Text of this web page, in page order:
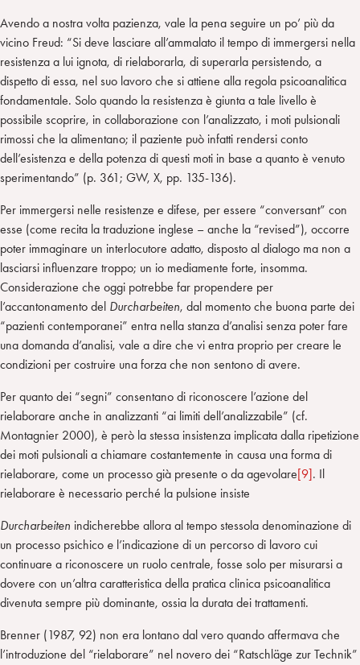
Avendo a nostra volta pazienza, vale la pena seguire un po’ più da
vicino Freud: “Si deve lasciare all’ammalato il tempo di immergersi nella
resistenza a lui ignota, di rielaborarla, di superarla persistendo, a
dispetto di essa, nel suo lavoro che si attiene alla regola psicoanalitica
fondamentale. Solo quando la resistenza è giunta a tale livello è
possibile scoprire, in collaborazione con l’analizzato, i moti pulsionali
rimossi che la alimentano; il paziente può infatti rendersi conto
dell’esistenza e della potenza di questi moti in base a quanto è venuto
sperimentando” (p. 361; GW, X, pp. 135-136).
Per immergersi nelle resistenze e difese, per essere “conversant” con
esse (come recita la traduzione inglese – anche la “revised”), occorre
poter immaginare un interlocutore adatto, disposto al dialogo ma non a
lasciarsi influenzare troppo; un io mediamente forte, insomma.
Considerazione che oggi potrebbe far propendere per
l’accantonamento del Durcharbeiten, dal momento che buona parte dei
“pazienti contemporanei” entra nella stanza d’analisi senza poter fare
una domanda d’analisi, vale a dire che vi entra proprio per creare le
condizioni per costruire una forza che non sentono di avere.
Per quanto dei “segni” consentano di riconoscere l’azione del
rielaborare anche in analizzanti “ai limiti dell’analizzabile” (cf.
Montagnier 2000), è però la stessa insistenza implicata dalla ripetizione
dei moti pulsionali a chiamare costantemente in causa una forma di
rielaborare, come un processo già presente o da agevolare[9]. Il
rielaborare è necessario perché la pulsione insiste
Durcharbeiten indicherebbe allora al tempo stessola denominazione di
un processo psichico e l’indicazione di un percorso di lavoro cui
continuare a riconoscere un ruolo centrale, fosse solo per misurarsi a
dovere con un’altra caratteristica della pratica clinica psicoanalitica
divenuta sempre più dominante, ossia la durata dei trattamenti.
Brenner (1987, 92) non era lontano dal vero quando affermava che
l’introduzione del “rielaborare” nel novero dei “Ratschläge zur Technik”